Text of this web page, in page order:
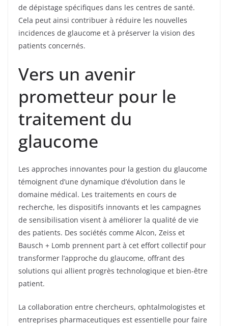
de dépistage spécifiques dans les centres de santé.
Cela peut ainsi contribuer à réduire les nouvelles
incidences de glaucome et à préserver la vision des
patients concernés.
Vers un avenir
prometteur pour le
traitement du
glaucome
Les approches innovantes pour la gestion du glaucome
témoignent d’une dynamique d’évolution dans le
domaine médical. Les traitements en cours de
recherche, les dispositifs innovants et les campagnes
de sensibilisation visent à améliorer la qualité de vie
des patients. Des sociétés comme Alcon, Zeiss et
Bausch + Lomb prennent part à cet effort collectif pour
transformer l’approche du glaucome, offrant des
solutions qui allient progrès technologique et bien-être
patient.
La collaboration entre chercheurs, ophtalmologistes et
entreprises pharmaceutiques est essentielle pour faire